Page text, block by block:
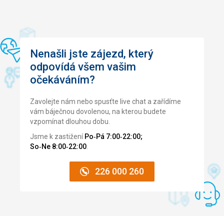
Hlavní restaurace s terasou a výhledem na moře. Je skvělé
jako jsou: čítárna (knihy jsou k dispozici na místě), herna
(příjemná volba pro děti), skvělá posilovna, sauna a
lázeňský dům v ceně. Pokud si koupíte dražší variantu, je
zde ještě více míst k objevování.
Tato recenze byla přeložena automaticky přes Google
Translate
Nenašli jste zájezd, který
odpovídá všem vašim
očekáváním?
Zavolejte nám nebo spusťte live chat a zařídíme
vám báječnou dovolenou, na kterou budete
vzpomínat dlouhou dobu.
Jsme k zastižení Po‑Pá 7:00‑22:00;
So‑Ne 8:00‑22:00
226 000 260